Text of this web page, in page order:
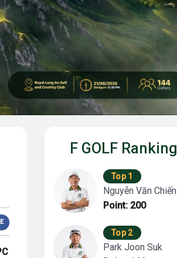
F GOLF Ranking
Top 1
Nguyễn Văn Chiến
Point: 200
Top 2
Park Joon Suk